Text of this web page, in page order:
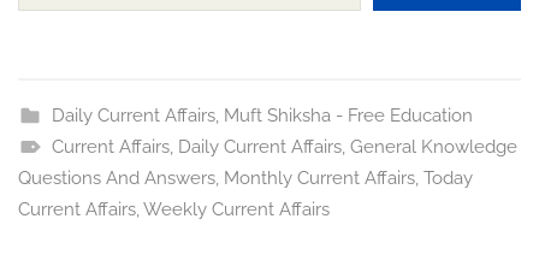
Daily Current Affairs, Muft Shiksha - Free Education
Current Affairs, Daily Current Affairs, General Knowledge
Questions And Answers, Monthly Current Affairs, Today
Current Affairs,Weekly Current Affairs